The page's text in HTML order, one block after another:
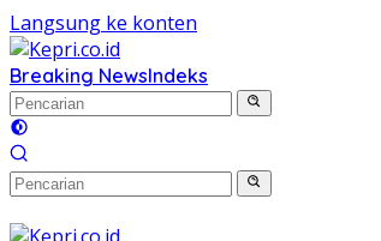
Langsung ke konten
Breaking NewsIndeks